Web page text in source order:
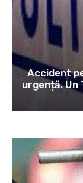
Accident
urgență.